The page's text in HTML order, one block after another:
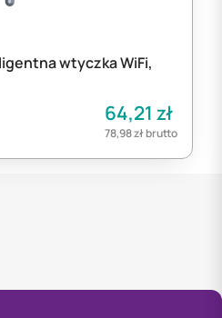
wtyczka WiFi,
64,21 zł
78,98złbrutto